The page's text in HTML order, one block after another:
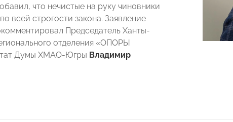
что нечистые на руку чиновники
всей строгости закона. Заявление
Председатель Ханты-
отделения «ОПОРЫ
Думы ХМАО-Югры Владимир